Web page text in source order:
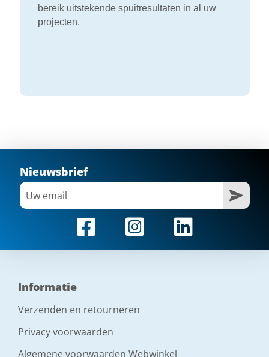
bereik uitstekende spuitresultaten in al uw
projecten.
Nieuwsbrief
Informatie
Verzenden en retourneren
Privacy voorwaarden
Algemene voorwaarden Webwinkel